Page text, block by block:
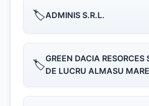
🏷️ADMINIS S.R.L.
🏷️GREEN DACIA RESORCES
DE LUCRU ALMASU MARE